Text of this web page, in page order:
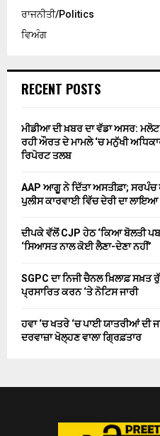
ਰਾਜਨੀਤੀ/Politics
ਵਿਅੰਗ
RECENT POSTS
ਮੀਡੀਆ ਦੀ ਖ਼ਬਰ ਦਾ ਵੱਡਾ ਅਸਰ:
ਰਹੀ ਔਰਤ ਦੇ ਮਾਮਲੇ ‘ਚ ਮਨੁੱਖੀ
ਰਿਪੋਰਟ ਤਲਬ
AAP ਆਗੂ ਨੇ ਦਿੱਤਾ ਅਸਤੀਫ਼ਾ; ਸਰਪੰਚ
ਪੁਲੀਸ ਕਾਰਵਾਈ ਵਿੱਚ ਦੇਰੀ ਦਾ
ਦੀਪਕੇ ਵੱਲੋਂ CJP ਹੇਠ ‘ਕਿਆ ਬੋਲਤੀ
‘ਸਿਆਸਤ ਨਾਲ ਕੋਈ ਲੈਣਾ-ਦੇਣਾ ਨਹੀਂ’
SGPC ਦਾ ਨਿਜੀ ਚੈਨਲ ਖ਼ਿਲਾਫ਼ ਸਖ਼ਤ
ਪ੍ਰਸਾਰਿਤ ਕਰਨ ‘ਤੇ ਨੋਟਿਸ ਜਾਰੀ
ਹਵਾ ‘ਚ ਖਤਰੇ ‘ਚ ਪਾਈ ਯਾਤਰੀਆਂ ਦੀ
ਦਰਵਾਜ਼ਾ ਖੋਲ੍ਹਣ ਵਾਲਾ ਗ੍ਰਿਫ਼ਤਾਰ